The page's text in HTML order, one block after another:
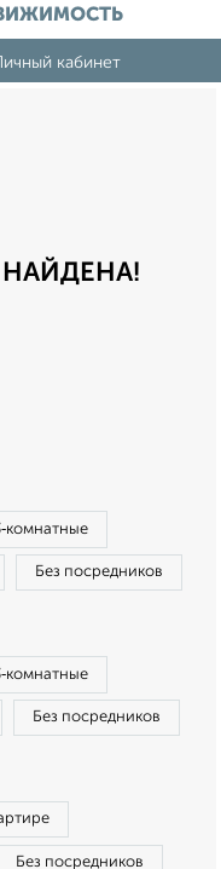
кабинет
Без посредников
Без посредников
Без посредников